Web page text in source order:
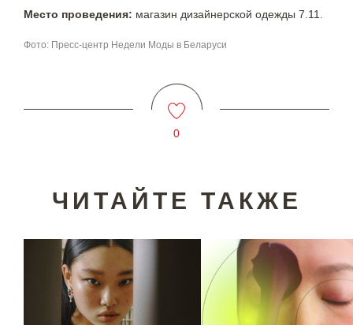
Место проведения: магазин дизайнерской одежды 7.11.
Фото: Пресс-центр Недели Моды в Беларуси
0
ЧИТАЙТЕ ТАКЖЕ